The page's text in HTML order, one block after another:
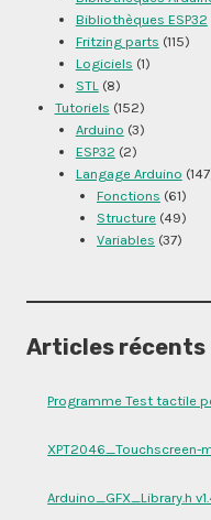
Bibliothèques ESP32
Fritzing parts (115)
Logiciels (1)
STL(8)
Tutoriels (152)
Arduino (3)
ESP32 (2)
Langage Arduino
Fonctions (61)
Structure(49)
Variables (37)
Articles récents
Programme Test tactile
XPT2046_Touchscreen-
Arduino_GFX_Library.h